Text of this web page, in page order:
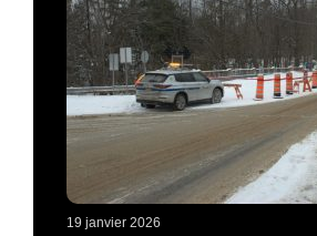
19 janvier 2026